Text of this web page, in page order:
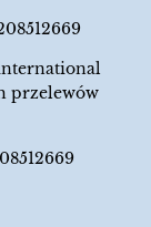
przelewów